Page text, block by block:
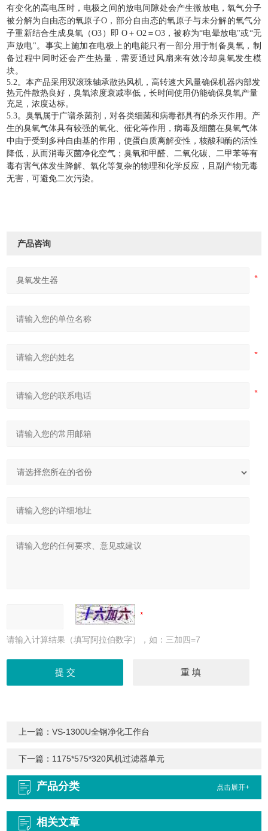
有变化的高电压时，电极之间的放电间隙处会产生微放电，氧气分子
被分解为自由态的氧原子O，部分自由态的氧原子与未分解的氧气分
子重新结合生成臭氧（O3）即 O＋O2＝O3，被称为“电晕放电"或“无
声放电"。事实上施加在电极上的电能只有一部分用于制备臭氧，制
备过程中同时还会产生热量，需要通过 风扇来有效冷却臭氧发生模
块。
5.2。本产品采用双滚珠轴承散热风机，高转速大风量确保机器内部发
热元件散热良好，臭氧浓度衰减率低，长时间使用仍能确保臭氧产量
充足，浓度达标。
5.3。臭氧属于广谱杀菌剂，对各类细菌和病毒都具有的杀灭作用。产
生的臭氧气体具有较强的氧化、催化等作用，病毒及细菌在臭氧气体
中由于受到多种自由基的作用，使蛋白质离解变性，核酸和酶的活性
降低，从而消毒灭菌净化空气；臭氧和甲醛、二氧化碳、二甲苯等有
毒有害气体发生降解、氧化等复杂的物理和化学反应，且副产物无毒
无害，可避免二次污染。
产品咨询
请输入计算结果（填写阿拉伯数字），如：三加四=7
上一篇：VS-1300U全钢净化工作台
下一篇： 1175*575*320风机过滤器单元
产品分类 点击展开+
相关文章